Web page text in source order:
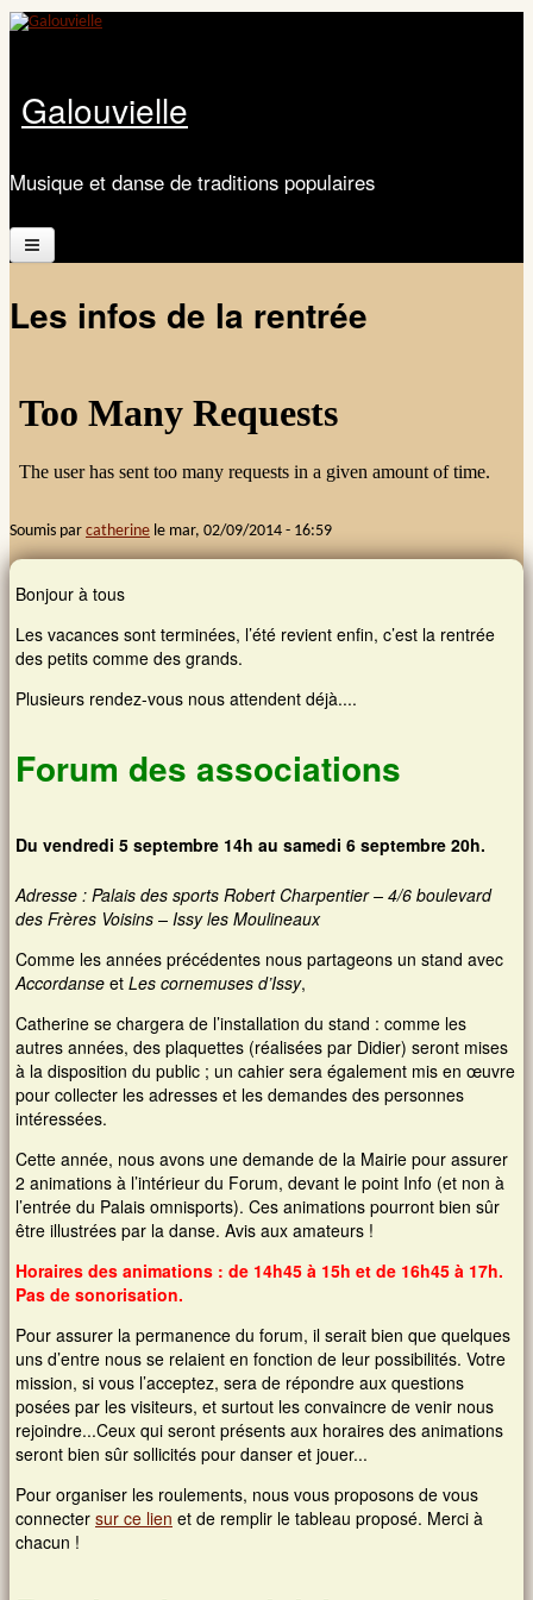
Aller au contenu principal
Galouvielle
Musique et danse de traditions populaires
Calendrier
Les ateliers
Documents
Images et musiques
Liens
Contacts
Connexion
Les infos de la rentrée
Soumis par catherine le mar, 02/09/2014 - 16:59
Bonjour à tous
Les vacances sont terminées, l’été revient enfin, c’est la rentrée
des petits comme des grands.
Plusieurs rendez-vous nous attendent déjà....
Forum des associations
Du vendredi 5 septembre 14h au samedi 6 septembre 20h.
Adresse : Palais des sports Robert Charpentier – 4/6 boulevard
des Frères Voisins – Issy les Moulineaux
Comme les années précédentes nous partageons un stand avec
Accordanse et Les cornemuses d’Issy,
Catherine se chargera de l’installation du stand : comme les
autres années, des plaquettes (réalisées par Didier) seront mises
à la disposition du public ; un cahier sera également mis en œuvre
pour collecter les adresses et les demandes des personnes
intéressées.
Cette année, nous avons une demande de la Mairie pour assurer
2 animations à l’intérieur du Forum, devant le point Info (et non à
l’entrée du Palais omnisports). Ces animations pourront bien sûr
être illustrées par la danse. Avis aux amateurs !
Horaires des animations : de 14h45 à 15h et de 16h45 à 17h.
Pas de sonorisation.
Pour assurer la permanence du forum, il serait bien que quelques
uns d’entre nous se relaient en fonction de leur possibilités. Votre
mission, si vous l’acceptez, sera de répondre aux questions
posées par les visiteurs, et surtout les convaincre de venir nous
rejoindre...Ceux qui seront présents aux horaires des animations
seront bien sûr sollicités pour danser et jouer...
Pour organiser les roulements, nous vous proposons de vous
connecter sur ce lien et de remplir le tableau proposé. Merci à
chacun !